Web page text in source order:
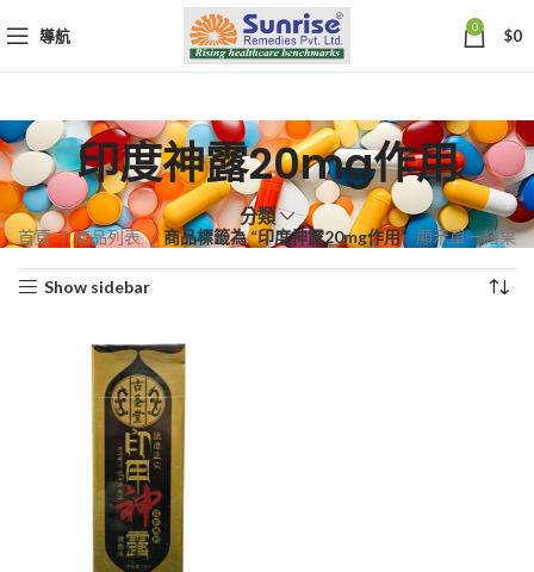
導航 0 $0
印度神露20mg作用
分類
首頁 商品列表 商品標籤為 “印度神露20mg作用” 顯示單一結果
Show sidebar